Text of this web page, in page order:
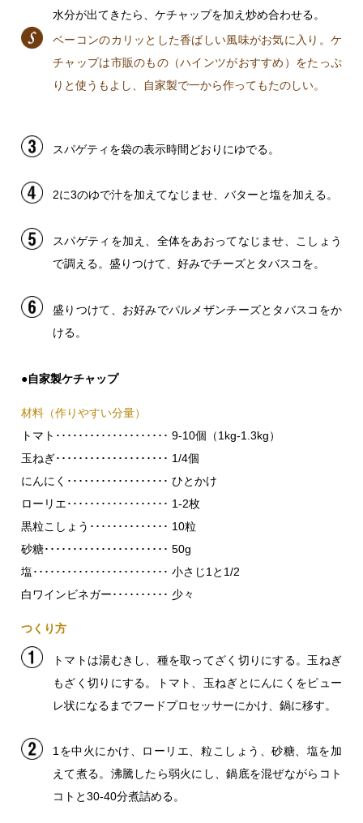
水分が出てきたら、ケチャップを加え炒め合わせる。
ベーコンのカリッとした香ばしい風味がお気に入り。ケ
チャップは市販のもの（ハインツがおすすめ）をたっぷ
りと使うもよし、自家製で一から作ってもたのしい。
スパゲティを袋の表示時間どおりにゆでる。
2に3のゆで汁を加えてなじませ、バターと塩を加える。
スパゲティを加え、全体をあおってなじませ、こしょう
で調える。盛りつけて、好みでチーズとタバスコを。
盛りつけて、お好みでパルメザンチーズとタバスコをか
ける。
●自家製ケチャップ
材料（作りやすい分量）
トマト････････････････････ 9-10個（1kg-1.3kg）
玉ねぎ････････････････････ 1/4個
にんにく･･････････････････ ひとかけ
ローリエ･･････････････････ 1-2枚
黒粒こしょう･･････････････ 10粒
砂糖･･････････････････････ 50g
塩････････････････････････ 小さじ1と1/2
白ワインビネガー･･････････ 少々
つくり方
トマトは湯むきし、種を取ってざく切りにする。玉ねぎ
もざく切りにする。トマト、玉ねぎとにんにくをピュー
レ状になるまでフードプロセッサーにかけ、鍋に移す。
1を中火にかけ、ローリエ、粒こしょう、砂糖、塩を加
えて煮る。沸騰したら弱火にし、鍋底を混ぜながらコト
コトと30-40分煮詰める。